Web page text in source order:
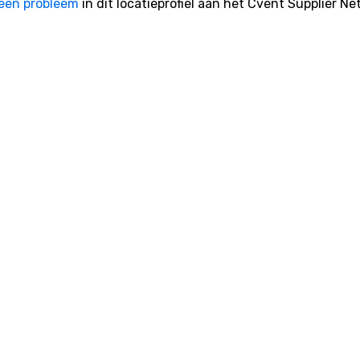
probleem in dit locatieprofiel aan het Cvent Supplier